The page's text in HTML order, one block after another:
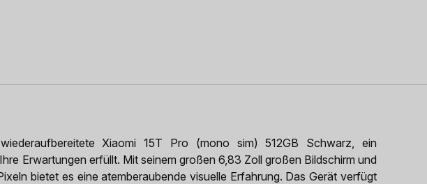
Xiaomi 15T Pro (mono sim) 512GB Schwarz, ein
Erwartungen erfüllt. Mit seinem großen 6,83 Zoll großen Bildschirm und
bietet es eine atemberaubende visuelle Erfahrung. Das Gerät verfügt